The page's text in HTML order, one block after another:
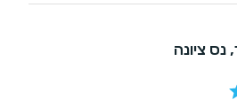
, נס ציונה